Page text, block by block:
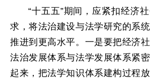
“十五五”期间，应紧扣经济
求，将法治建设与法学研究的系
推进到更高水平。一是要把经济
法治发展体系与法学发展体系紧
起来，把法学知识体系建构过程